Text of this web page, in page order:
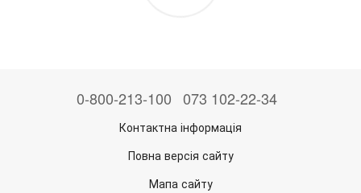
0-800-213-100 073 102-22-34
Контактна інформація
Повна версія сайту
Мапа сайту